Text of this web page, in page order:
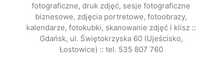
fotograficzne, druk zdjęć, sesje fotograficzne
biznesowe, zdjęcia portretowe, fotoobrazy,
kalendarze, fotokubki, skanowanie zdjęć i klisz ::
Gdańsk, ul. Świętokrzyska 60 (Ujeścisko,
Łostowice) :: tel. 535 807 760